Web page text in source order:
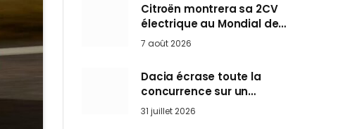
Citroën montrera sa 2CV
électrique au Mondial de
Paris pendant que BMW et
7 août 2026
Dacia écrase toute la
concurrence sur un
marché où personne ne
l’attendait
31 juillet 2026